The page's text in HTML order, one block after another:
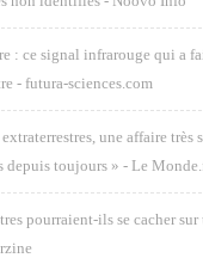
: ce signal infrarouge qui a
- futura-sciences.com
une affaire très
depuis toujours » - Le
pourraient-ils se cacher sur